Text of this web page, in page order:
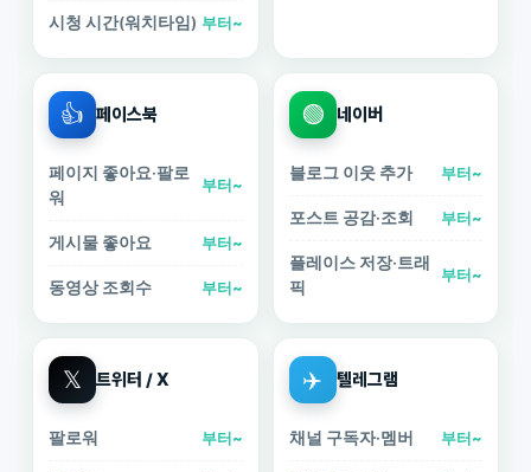
시청 시간(워치타임) 부터~
👍 페이스북
페이지 좋아요·팔로
워
부터~
게시물 좋아요 부터~
동영상 조회수 부터~
🟢 네이버
블로그 이웃 추가 부터~
포스트 공감·조회 부터~
플레이스 저장·트래
픽
부터~
𝕏 트위터 / X
팔로워 부터~
✈️ 텔레그램
채널 구독자·멤버 부터~